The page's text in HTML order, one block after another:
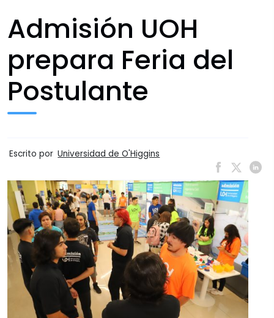
Admisión UOH
prepara Feria del
Postulante
Escrito por Universidad de O'Higgins